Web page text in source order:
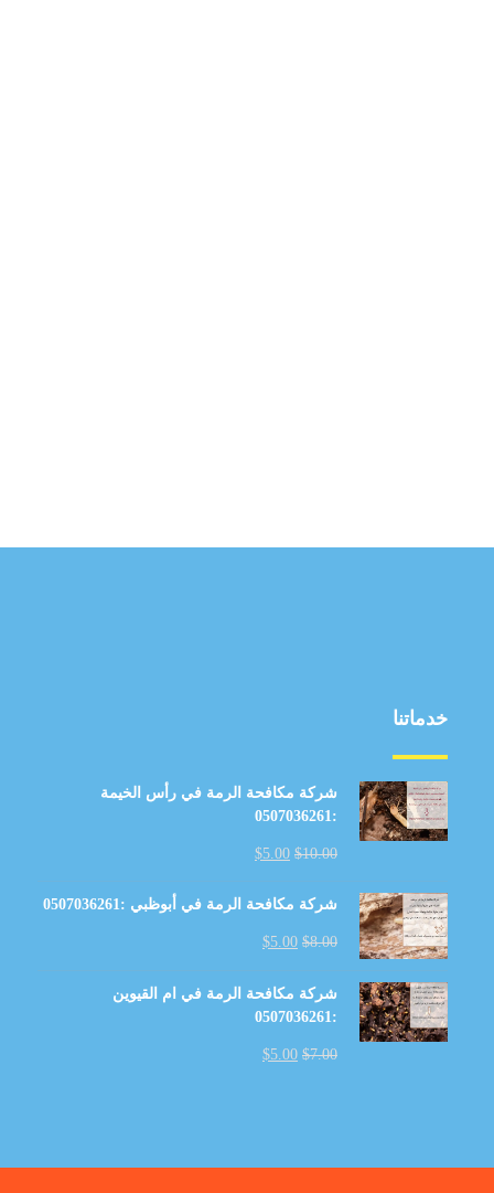
خدماتنا
شركة مكافحة الرمة في رأس الخيمة
:0507036261
$10.00
$5.00
شركة مكافحة الرمة في أبوظبي :0507036261
$8.00
$5.00
شركة مكافحة الرمة في ام القيوين
:0507036261
$7.00
$5.00